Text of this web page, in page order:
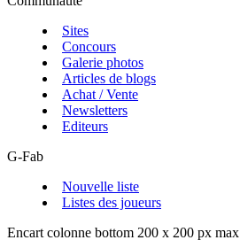
Sites
Concours
Galerie photos
Articles de blogs
Achat / Vente
Newsletters
Editeurs
G-Fab
Nouvelle liste
Listes des joueurs
Encart colonne bottom 200 x 200 px max